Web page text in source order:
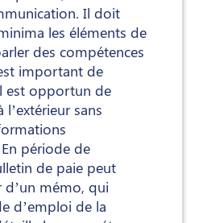
Il doit
les éléments de
des compétences
important de
est opportun de
sans
période de
de paie peut
d’un mémo, qui
d’emploi de la